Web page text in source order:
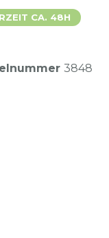
CA. 48H
3848